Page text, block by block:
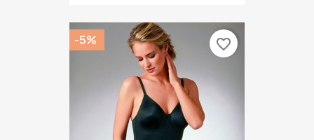
-5% favorite_border